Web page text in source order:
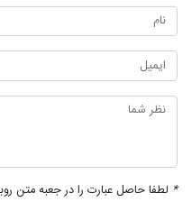
* لطفا حاصل عبارت را در جعبه متن